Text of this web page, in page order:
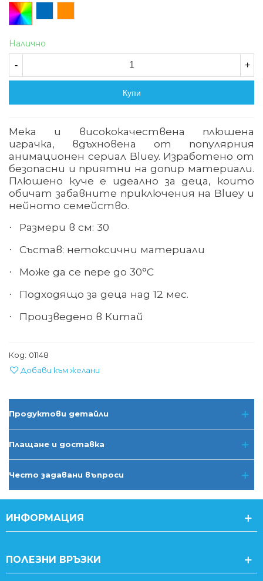
Произволен/
микс
Налично
- +
Купи
Мека и висококачествена плюшена
играчка, вдъхновена от популярния
анимационен сериал Bluey. Изработено от
безопасни и приятни на допир материали.
Плюшено куче е идеално за деца, които
обичат забавните приключения на Bluey и
нейното семейство.
· Размери в см: 30
· Състав: нетоксични материали
· Може да се пере до 30°С
· Подходящо за деца над 12 мес.
· Произведено в Китай
Код: 01148
Добави към желани
Продуктови детайли
Плащане и доставка
Често задавани въпроси
ИНФОРМАЦИЯ
ПОЛЕЗНИ ВРЪЗКИ